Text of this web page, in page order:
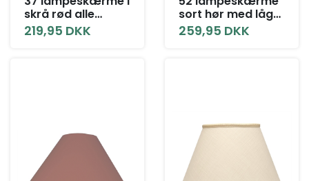
skrå rød alle
størrelser
219,95 DKK
sort hør med låg
alle størrelser
259,95 DKK